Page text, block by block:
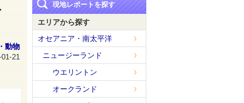
動物
21
現地レポートを探す
エリアから探す
オセアニア・南太平洋
ニュージーランド
ウエリントン
オークランド